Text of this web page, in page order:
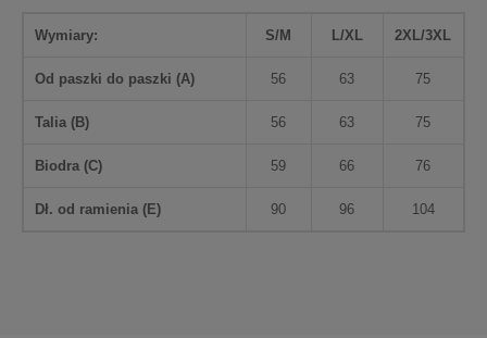
Wymiary: S/M L/XL 2XL/3XL
Od paszki do paszki (A) 56 63 75
Talia (B) 56 63 75
Biodra (C) 59 66 76
Dł. od ramienia (E) 90 96 104